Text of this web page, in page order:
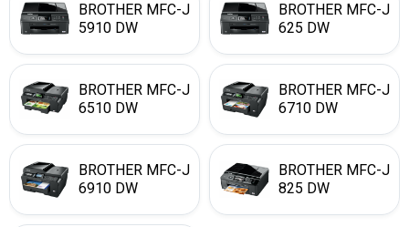
BROTHER MFC-J
5910 DW
BROTHER MFC-J
625 DW
BROTHER MFC-J
6510 DW
BROTHER MFC-J
6710 DW
BROTHER MFC-J
6910 DW
BROTHER MFC-J
825 DW